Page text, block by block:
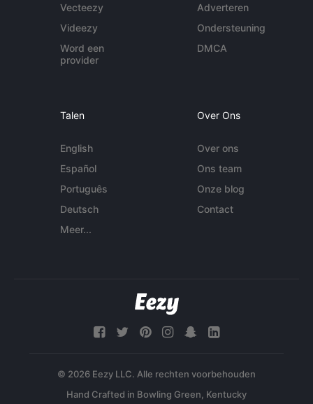
Vecteezy
Videezy
Word een
provider
Adverteren
Ondersteuning
DMCA
Talen
English
Español
Português
Deutsch
Meer...
Over Ons
Over ons
Ons team
Onze blog
Contact
© 2026 Eezy LLC. Alle rechten voorbehouden